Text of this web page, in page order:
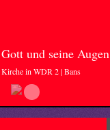
Gott und seine Augen
Kirche in WDR 2 | Bans